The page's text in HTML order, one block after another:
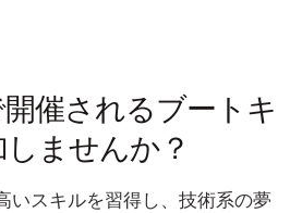
催されるブートキ
ませんか？
いスキルを習得し、技術系の夢